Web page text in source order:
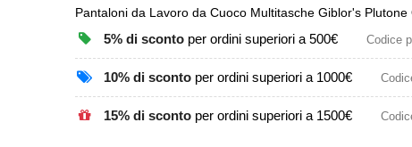
CHIUDI RICERCA
Pantaloni da Lavoro da Cuoco Multitasche Giblor's
5% di scontoper ordini superiori a 500€ Codice
10% di scontoper ordini superiori a 1000€
15% di scontoper ordini superiori a 1500€